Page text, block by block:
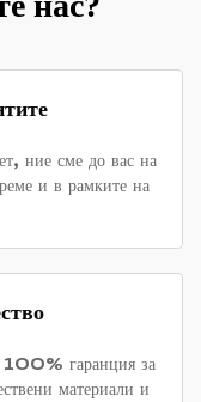
ние сме до вас на
и в рамките на
100% гаранция за
материали и